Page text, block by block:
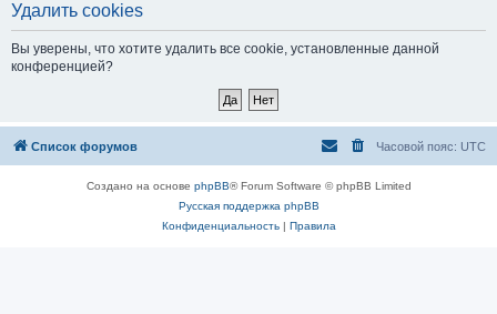
Удалить cookies
Вы уверены, что хотите удалить все cookie, установленные данной
конференцией?
Список форумов Часовой пояс: UTC
Создано на основе phpBB® Forum Software © phpBB Limited
Русская поддержка phpBB
Конфиденциальность| Правила